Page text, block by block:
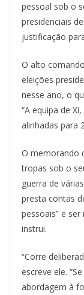
pessoal sob o
presidenciais
justificação
O alto
eleições
nesse ano, o
“A equipa de
alinhadas para
O memorando
tropas sob o
guerra de
presta contas
pessoais” e
instrui.
“Corre
escreve ele.
abordagem à